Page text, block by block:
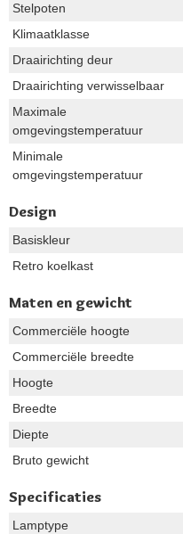
Stelpoten
Klimaatklasse
Draairichting deur
Draairichting verwisselbaar
Maximale
omgevingstemperatuur
Minimale
omgevingstemperatuur
Design
Basiskleur
Retro koelkast
Maten en gewicht
Commerciële hoogte
Commerciële breedte
Hoogte
Breedte
Diepte
Bruto gewicht
Specificaties
Lamptype